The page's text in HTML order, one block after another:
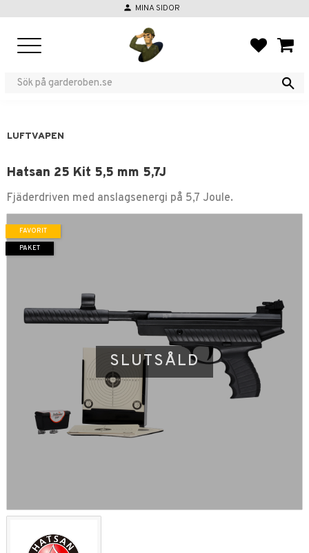
person MINA SIDOR
LUFTVAPEN
Hatsan 25 Kit 5,5 mm 5,7J
Fjäderdriven med anslagsenergi på 5,7 Joule.
SLUTSÅLD
FAVORIT
PAKET